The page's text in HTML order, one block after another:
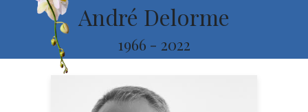
André Delorme
1966 - 2022